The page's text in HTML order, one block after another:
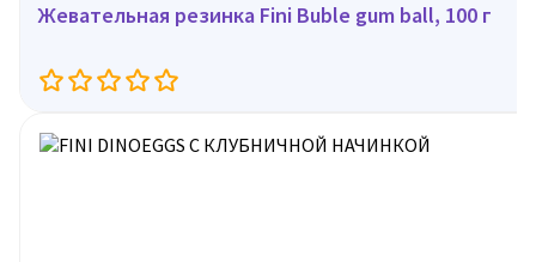
Жевательная резинка Fini Buble gum ball, 100 г